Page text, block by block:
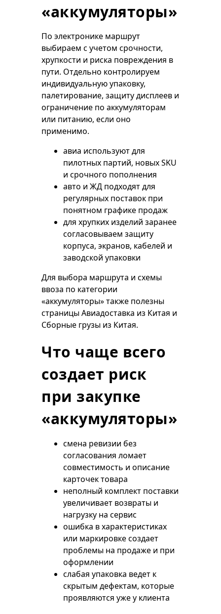
«аккумуляторы»
По электронике маршрут
выбираем с учетом срочности,
хрупкости и риска повреждения в
пути. Отдельно контролируем
индивидуальную упаковку,
палетирование, защиту дисплеев и
ограничение по аккумуляторам
или питанию, если оно
применимо.
авиа используют для
пилотных партий, новых SKU
и срочного пополнения
авто и ЖД подходят для
регулярных поставок при
понятном графике продаж
для хрупких изделий заранее
согласовываем защиту
корпуса, экранов, кабелей и
заводской упаковки
Для выбора маршрута и схемы
ввоза по категории
«аккумуляторы» также полезны
страницыАвиадоставка из Китая и
Сборные грузы из Китая.
Что чаще всего
создает риск
при закупке
«аккумуляторы»
смена ревизии без
согласования ломает
совместимость и описание
карточек товара
неполный комплект поставки
увеличивает возвраты и
нагрузку на сервис
ошибка в характеристиках
или маркировке создает
проблемы на продаже и при
оформлении
слабая упаковка ведет к
скрытым дефектам, которые
проявляются уже у клиента